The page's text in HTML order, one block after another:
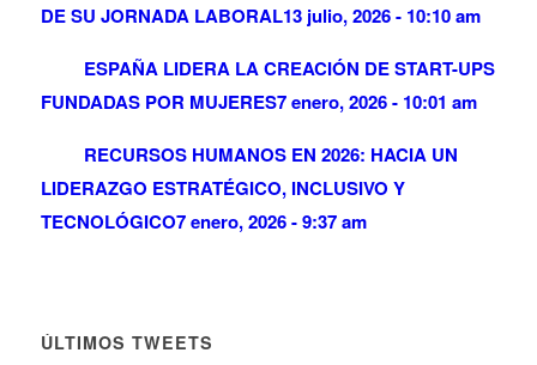
DE SU JORNADA LABORAL13 julio, 2026 - 10:10 am
ESPAÑA LIDERA LA CREACIÓN DE START-UPS
FUNDADAS POR MUJERES7 enero, 2026 - 10:01 am
RECURSOS HUMANOS EN 2026: HACIA UN
LIDERAZGO ESTRATÉGICO, INCLUSIVO Y
TECNOLÓGICO7 enero, 2026 - 9:37 am
ÚLTIMOS TWEETS